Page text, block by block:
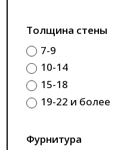
Толщина стены
7-9
10-14
15-18
19-22 и более
Фурнитура